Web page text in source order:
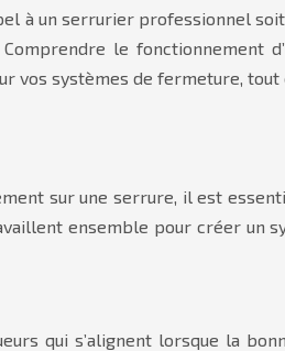
à un serrurier professionnel
le fonctionnement
vos systèmes de fermeture,
sur une serrure, il est
ensemble pour créer un
qui s’alignent lorsque la